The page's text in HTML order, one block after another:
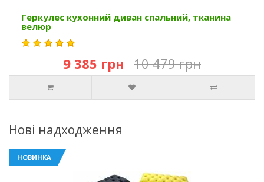
Геркулес кухонний диван спальний, тканина
велюр
9 385 грн 10 479 грн
Нові надходження
НОВИНКА